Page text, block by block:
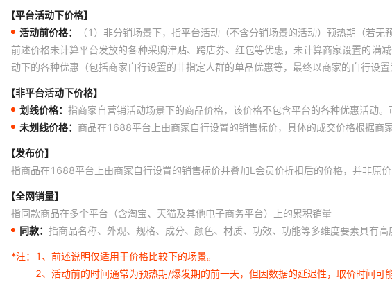
【平台活动下价格】
活动前价格：
（1）非分销场景下，指平台活动（不含分销场景的活动）预热期（若
前述价格未计算平台发放的各种采购津贴、跨店券、红包等优惠，未计算商家设置的
动下的各种优惠（包括商家自行设置的非指定人群的单品优惠等，最终以商家的自行设
【非平台活动下价格】
划线价格： 指商家自营销活动场景下的商品价格，该价格不包含平台的各种优惠活动
未划线价格： 商品在1688平台上由商家自行设置的销售标价，具体的成交价格根据商
【发布价】
指商品在1688平台上由商家自行设置的销售标价并叠加L会员价折扣后的价格，并非原价
【全网销量】
指同款商品在多个平台（含淘宝、天猫及其他电子商务平台）上的累积销量
同款： 指商品名称、外观、规格、成分、颜色、材质、功效、功能等多维度要素具有
*注：
1、前述说明仅适用于价格比较下的场景。
2、活动前的时间通常为预热期/爆发期的前一天，但因数据的延迟性，取价时间可